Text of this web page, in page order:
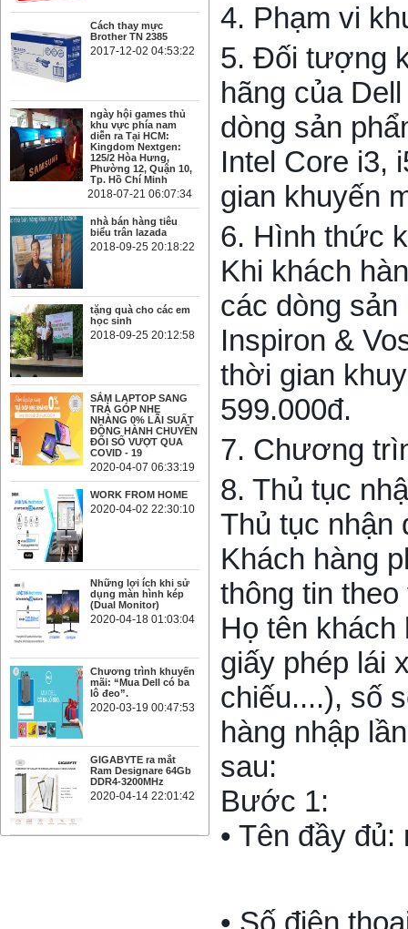
Cách thay mực
Brother TN 2385
2017-12-02 04:53:22
ngày hội games thủ
khu vực phía nam
diễn ra Tại HCM:
Kingdom Nextgen:
125/2 Hòa Hưng,
Phường 12, Quận 10,
Tp. Hồ Chí Minh
2018-07-21 06:07:34
nhà bán hàng tiêu
biểu trân lazada
2018-09-25 20:18:22
tặng quà cho các em
học sinh
2018-09-25 20:12:58
SẮM LAPTOP SANG
TRẢ GÓP NHẸ
NHÀNG 0% LÃI SUẤT
ĐỒNG HÀNH CHUYỂN
ĐỔI SỐ VƯỢT QUA
COVID - 19
2020-04-07 06:33:19
WORK FROM HOME
2020-04-02 22:30:10
Những lợi ích khi sử
dụng màn hình kép
(Dual Monitor)
2020-04-18 01:03:04
Chương trình khuyến
mãi: “Mua Dell có ba
lô đeo”.
2020-03-19 00:47:53
GIGABYTE ra mắt
Ram Designare 64Gb
DDR4-3200MHz
2020-04-14 22:01:42
4. Phạm vi
5. Đối tượng
hãng của
dòng sản
Intel Core i3,
gian khuyến
6. Hình thức
Khi khách
các dòng sản
Inspiron &
thời gian
599.000đ.
7. Chương
8. Thủ tục
Thủ tục nhận
Khách hàng
thông tin
Họ tên khách
giấy phép lái
chiếu....), số
hàng nhập
sau:
Bước 1:
• Tên đầy
• Số điện